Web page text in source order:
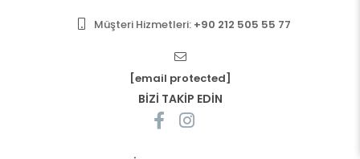
Müşteri Hizmetleri: +90 212 505 55 77
[email protected]
BİZİ TAKİP EDİN